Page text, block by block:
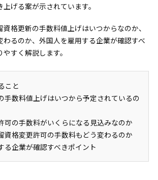
げる案が示されています。
格更新の手数料値上げはいつからなのか、
わるのか、外国人を雇用する企業が確認すべ
すく解説します。
こと
手数料値上げはいつから予定されているの
可の手数料がいくらになる見込みなのか
資格変更許可の手数料もどう変わるのか
る企業が確認すべきポイント